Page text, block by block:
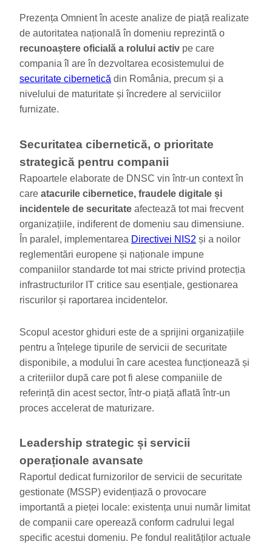
Prezența Omnient în aceste analize de piață realizate
de autoritatea națională în domeniu reprezintă o
recunoaștere oficială a rolului activ pe care
compania îl are în dezvoltarea ecosistemului de
securitate cibernetică din România, precum și a
nivelului de maturitate și încredere al serviciilor
furnizate.
Securitatea cibernetică, o prioritate
strategică pentru companii
Rapoartele elaborate de DNSC vin într-un context în
care atacurile cibernetice, fraudele digitale și
incidentele de securitate afectează tot mai frecvent
organizațiile, indiferent de domeniu sau dimensiune.
În paralel, implementarea Directivei NIS2 și a noilor
reglementări europene și naționale impune
companiilor standarde tot mai stricte privind protecția
infrastructurilor IT critice sau esențiale, gestionarea
riscurilor și raportarea incidentelor.
Scopul acestor ghiduri este de a sprijini organizațiile
pentru a înțelege tipurile de servicii de securitate
disponibile, a modului în care acestea funcționează și
a criteriilor după care pot fi alese companiile de
referință din acest sector, într-o piață aflată într-un
proces accelerat de maturizare.
Leadership strategic și servicii
operaționale avansate
Raportul dedicat furnizorilor de servicii de securitate
gestionate (MSSP) evidențiază o provocare
importantă a pieței locale: existența unui număr limitat
de companii care operează conform cadrului legal
specific acestui domeniu. Pe fondul realităților actuale